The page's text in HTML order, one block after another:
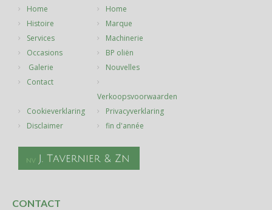
Home
Home
Histoire
Marque
Services
Machinerie
Occasions
BP oliën
Galerie
Nouvelles
Contact
Verkoopsvoorwaarden
Cookieverklaring
Privacyverklaring
Disclaimer
fin d'année
CONTACT